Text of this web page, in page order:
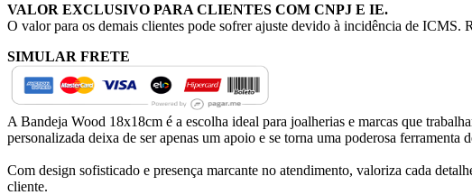
VALOR EXCLUSIVO PARA CLIENTES COM CNPJ E IE.
O valor para os demais clientes pode sofrer ajuste devido à incidência de ICMS.
SIMULAR FRETE
A Bandeja Wood 18x18cm é a escolha ideal para joalherias e marcas que
personalizada deixa de ser apenas um apoio e se torna uma poderosa ferramenta
Com design sofisticado e presença marcante no atendimento, valoriza cada
cliente.